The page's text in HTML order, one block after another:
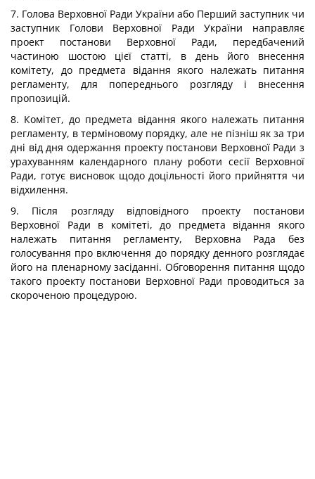
7. Голова Верховної Ради України або Перший заступник чи
заступник Голови Верховної Ради України направляє
проект постанови Верховної Ради, передбачений
частиною шостою цієї статті, в день його внесення
комітету, до предмета відання якого належать питання
регламенту, для попереднього розгляду і внесення
пропозицій.
8. Комітет, до предмета відання якого належать питання
регламенту, в терміновому порядку, але не пізніш як за три
дні від дня одержання проекту постанови Верховної Ради з
урахуванням календарного плану роботи сесії Верховної
Ради, готує висновок щодо доцільності його прийняття чи
відхилення.
9. Після розгляду відповідного проекту постанови
Верховної Ради в комітеті, до предмета відання якого
належать питання регламенту, Верховна Рада без
голосування про включення до порядку денного розглядає
його на пленарному засіданні. Обговорення питання щодо
такого проекту постанови Верховної Ради проводиться за
скороченою процедурою.